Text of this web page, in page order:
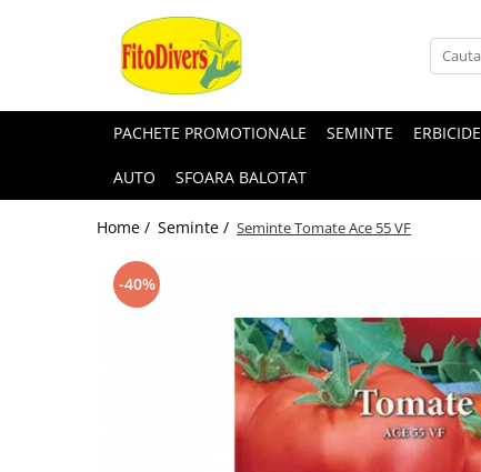
PACHETE PROMOTIONALE SEMINTE ERBICIDE
AUTO SFOARA BALOTAT
Home / Seminte / Seminte Tomate Ace 55 VF
-40%